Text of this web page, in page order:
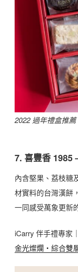
2022 過年禮盒推
7. 喜豐香 1985
內含堅果、荔枝糖
材實料的台灣漢餅
一同感受萬象更新
iCarry 伴手禮專家
金光燦爛・綜合雙